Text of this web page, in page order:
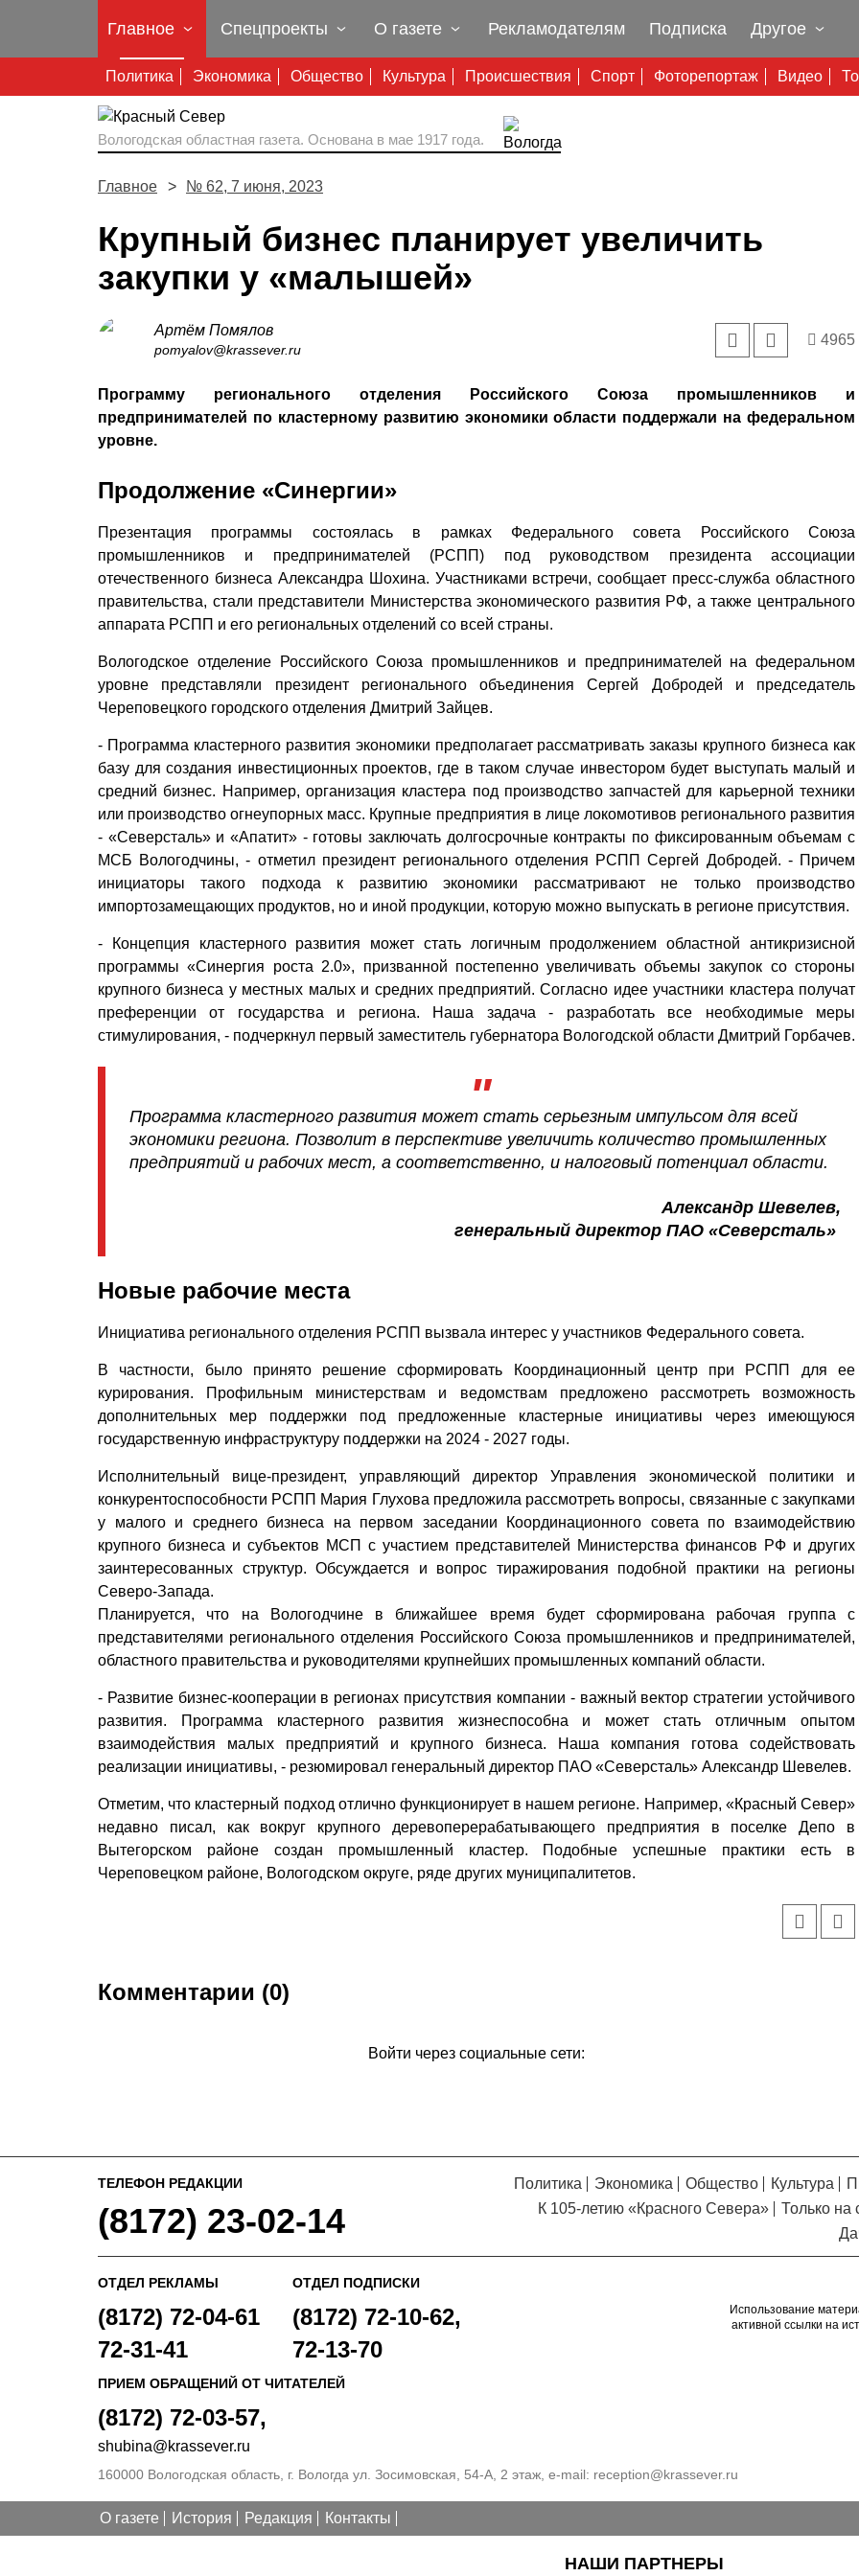
Главное
Политика Экономика Общество Культура Происшествия Спорт Фоторепортаж Видео
Спецпроекты О газете Рекламодателям Подписка Другое
Вологодская областная газета. Основана в мае 1917 года.
Главное № 62, 7 июня, 2023
Крупный бизнес планирует увеличить
закупки у «малышей»
Артём Помялов
pomyalov@krassever.ru
4965
Программу регионального отделения Российского Союза промышленников и
предпринимателей по кластерному развитию экономики области поддержали на федеральном
уровне.
Продолжение «Синергии»
Презентация программы состоялась в рамках Федерального совета Российского Союза
промышленников и предпринимателей (РСПП) под руководством президента ассоциации
отечественного бизнеса Александра Шохина. Участниками встречи, сообщает пресс-служба областного
правительства, стали представители Министерства экономического развития РФ, а также центрального
аппарата РСПП и его региональных отделений со всей страны.
Вологодское отделение Российского Союза промышленников и предпринимателей на федеральном
уровне представляли президент регионального объединения Сергей Добродей и председатель
Череповецкого городского отделения Дмитрий Зайцев.
- Программа кластерного развития экономики предполагает рассматривать заказы крупного бизнеса как
базу для создания инвестиционных проектов, где в таком случае инвестором будет выступать малый и
средний бизнес. Например, организация кластера под производство запчастей для карьерной техники
или производство огне­упорных масс. Крупные предприятия в лице локомотивов регионального развития
- «Северсталь» и «Апатит» - готовы заключать долгосрочные контракты по фиксированным объемам с
МСБ Вологодчины, - отметил президент регионального отделения РСПП Сергей Добродей. - Причем
инициаторы такого подхода к развитию экономики рассматривают не только производство
импортозамещающих продуктов, но и иной продукции, которую можно выпускать в регионе присутствия.
- Концепция кластерного развития может стать логичным продолжением областной антикризисной
программы «Синергия роста 2.0», призванной постепенно увеличивать объемы закупок со стороны
крупного бизнеса у местных малых и средних предприятий. Согласно идее участники кластера получат
преференции от государства и региона. Наша задача - разработать все необходимые меры
стимулирования, - подчеркнул первый заместитель губернатора Вологодской области Дмитрий Горбачев.
Программа кластерного развития может стать серьезным импульсом для всей
экономики региона. Позволит в перспективе увеличить количество промышленных
предприятий и рабочих мест, а соответственно, и налоговый потенциал области.
Александр Шевелев,
генеральный директор ПАО «Северсталь»
Новые рабочие места
Инициатива регионального отделения РСПП вызвала интерес у участников Федерального совета.
В частности, было принято решение сформировать Координационный центр при РСПП для ее
курирования. Профильным министерствам и ведомствам предложено рассмотреть возможность
дополнительных мер поддержки под предложенные кластерные инициативы через имеющуюся
государственную инфраструктуру поддержки на 2024 - 2027 годы.
Исполнительный вице-президент, управляющий директор Управления экономической политики и
конкурентоспособности РСПП Мария Глухова предложила рассмотреть вопросы, связанные с закупками
у малого и среднего бизнеса на первом заседании Координационного совета по взаимодействию
крупного бизнеса и субъектов МСП с участием представителей Министерства финансов РФ и других
заинтересованных структур. Обсуждается и вопрос тиражирования подобной практики на регионы
Северо-Запада.
Планируется, что на Вологодчине в ближайшее время будет сформирована рабочая группа с
представителями регионального отделения Российского Союза промышленников и предпринимателей,
областного правительства и руководителями крупнейших промышленных компаний области.
- Развитие бизнес-кооперации в регионах присутствия компании - важный вектор стратегии устойчивого
развития. Программа кластерного развития жизнеспособна и может стать отличным опытом
взаимодействия малых предприятий и крупного бизнеса. Наша компания готова содействовать
реализации инициативы, - резюмировал генеральный директор ПАО «Северсталь» Александр Шевелев.
Отметим, что кластерный подход отлично функционирует в нашем регионе. Например, «Красный Север»
недавно писал, как вокруг крупного деревоперерабатывающего предприятия в поселке Депо в
Вытегорском районе создан промышленный кластер. Подобные успешные практики есть в
Череповецком районе, Вологодском округе, ряде других муниципалитетов.
Комментарии (0)
Войти через социальные сети:
Надежда
Кузьминская
главный
Мы рады приветствовать вас
ресурсе газеты «Красный
Север», который, уверены,
придется вам по душе, и вы
ТЕЛЕФОН РЕДАКЦИИ
(8172) 23-02-14
Политика Экономика Общество Культура
К 105-летию «Красного Севера»
Только на
ОТДЕЛ РЕКЛАМЫ
(8172) 72-04-61
72-31-41
ОТДЕЛ ПОДПИСКИ
(8172) 72-10-62,
72-13-70
ПРИЕМ ОБРАЩЕНИЙ ОТ ЧИТАТЕЛЕЙ
(8172) 72-03-57,
shubina@krassever.ru
Использование
активной ссылки на
160000 Вологодская область, г. Вологда ул. Зосимовская, 54-А, 2 этаж, e-mail: reception@krassever.ru
О газете История Редакция Контакты
НАШИ ПАРТНЕРЫ